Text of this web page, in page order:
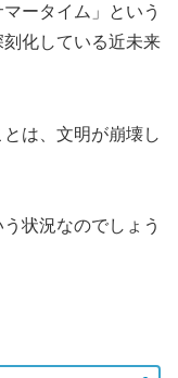
ータイム」という
化している近未来
は、文明が崩壊し
状況なのでしょう